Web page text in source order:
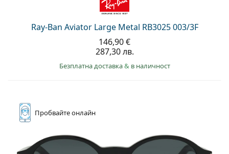
Ray-Ban Aviator Large Metal RB3025 003/3F
146,90 €
287,30 лв.
Безплатна доставка& в наличност
Пробвайтеонлайн